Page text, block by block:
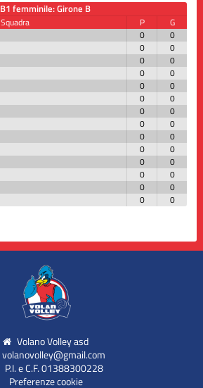
B1 femminile: Girone B
Squadra P
G
0
0
0
0
0
0
0
0
0
0
0
0
0
0
0
0
0
0
0
0
0
0
0
0
0
0
0 0
Volano Volley asd
volanovolley@gmail.com
P.I. e C.F. 01388300228
Preferenze cookie